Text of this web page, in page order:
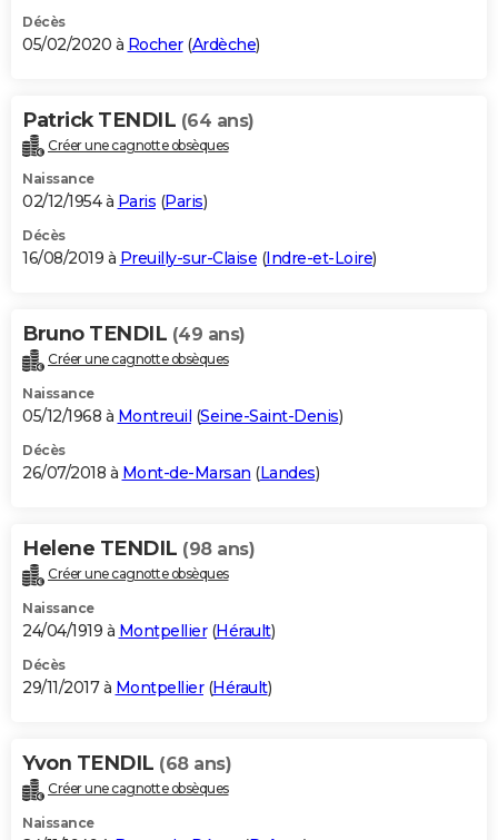
Décès
05/02/2020 à Rocher(Ardèche)
Patrick TENDIL (64 ans)
Créer une cagnotte obsèques
Naissance
02/12/1954 à Paris (Paris)
Décès
16/08/2019 à Preuilly-sur-Claise (Indre-et-Loire)
Bruno TENDIL (49 ans)
Créer une cagnotte obsèques
Naissance
05/12/1968 à Montreuil (Seine-Saint-Denis)
Décès
26/07/2018 à Mont-de-Marsan (Landes)
Helene TENDIL (98 ans)
Créer une cagnotte obsèques
Naissance
24/04/1919 à Montpellier(Hérault)
Décès
29/11/2017 à Montpellier(Hérault)
Yvon TENDIL (68 ans)
Créer une cagnotte obsèques
Naissance